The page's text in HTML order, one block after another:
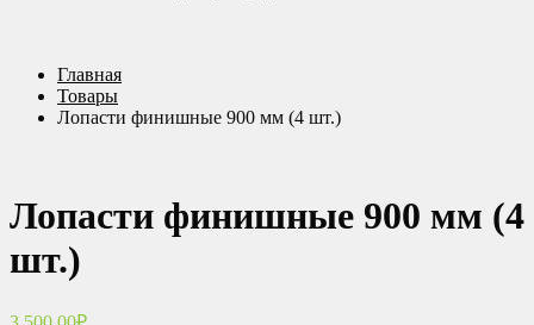
Главная
Товары
Лопасти финишные 900 мм (4 шт.)
Лопасти финишные 900 мм (4
шт.)